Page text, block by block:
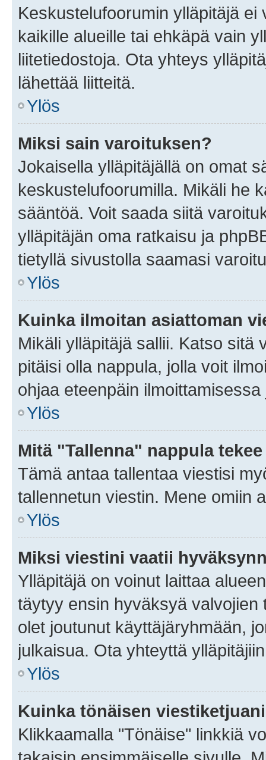
Keskustelufoorumin ylläpitäjä
kaikille alueille tai ehkäpä vain
liitetiedostoja. Ota yhteys
lähettää liitteitä.
Ylös
Miksi sain varoituksen?
Jokaisella ylläpitäjällä on omat
keskustelufoorumilla. Mikäli he
sääntöä. Voit saada siitä
ylläpitäjän oma ratkaisu ja
tietyllä sivustolla saamasi
Ylös
Kuinka ilmoitan asiattoman
Mikäli ylläpitäjä sallii. Katso sitä
pitäisi olla nappula, jolla voit
ohjaa eteenpäin
Ylös
Mitä "Tallenna" nappula
Tämä antaa tallentaa viestisi
tallennetun viestin. Mene omiin
Ylös
Miksi viestini vaatii
Ylläpitäjä on voinut laittaa
täytyy ensin hyväksyä
olet joutunut käyttäjäryhmään,
julkaisua. Ota yhteyttä
Ylös
Kuinka tönäisen
Klikkaamalla "Tönäise" linkkiä